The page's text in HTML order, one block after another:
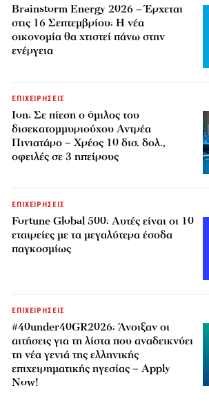
Brainstorm Energy 2026 – Έρχεται
στις 16 Σεπτεμβρίου: Η νέα
οικονομία θα χτιστεί πάνω στην
ενέργεια
ΕΠΙΧΕΙΡΗΣΕΙΣ
Ion: Σε πίεση ο όμιλος του
δισεκατομμυριούχου Αντρέα
Πινιατάρο – Χρέος 10 δισ. δολ.,
οφειλές σε 3 ηπείρους
ΕΠΙΧΕΙΡΗΣΕΙΣ
Fortune Global 500: Αυτές είναι οι 10
εταιρείες με τα μεγαλύτερα έσοδα
παγκοσμίως
ΕΠΙΧΕΙΡΗΣΕΙΣ
#40under40GR2026: Άνοιξαν οι
αιτήσεις για τη λίστα που αναδεικνύει
τη νέα γενιά της ελληνικής
επιχειρηματικής ηγεσίας – Apply
Now!